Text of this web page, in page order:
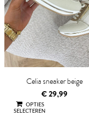
OPTIES
SELECTEREN
Celia sneaker beige
€29,99